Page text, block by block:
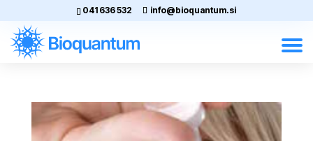
041 636 532 info@bioquantum.si